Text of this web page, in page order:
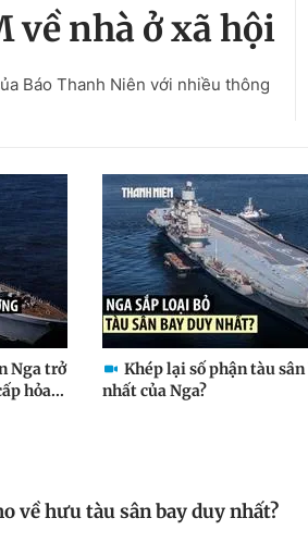
về nhà ở xã hội
Báo Thanh Niên với nhiều thông
Nga trở
hỏa...
Khép lại số phận tàu
nhất của Nga?
về hưu tàu sân bay duy nhất?